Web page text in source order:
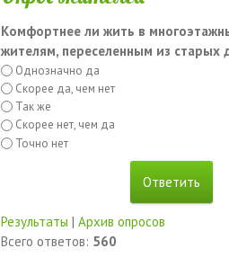
Комфортнее ли жить в
жителям, переселенным из старых
Однозначно да
Скорее да, чем нет
Так же
Скорее нет, чем да
Точно нет
Результаты | Архив опросов
Всего ответов: 560